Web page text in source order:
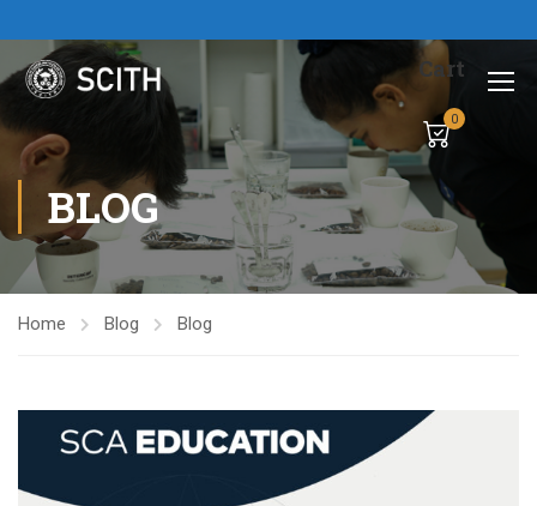
Cart
0
BLOG
Home Blog Blog